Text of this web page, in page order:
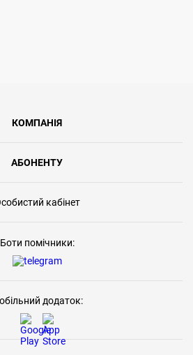
КОМПАНІЯ
АБОНЕНТУ
кабінет
Боти помічники:
додаток: